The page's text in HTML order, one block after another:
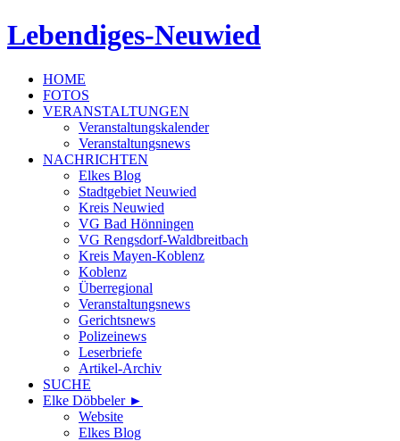
Lebendiges-Neuwied
HOME
FOTOS
VERANSTALTUNGEN
Veranstaltungskalender
Veranstaltungsnews
NACHRICHTEN
Elkes Blog
Stadtgebiet Neuwied
Kreis Neuwied
VG Bad Hönningen
VG Rengsdorf-Waldbreitbach
Kreis Mayen-Koblenz
Koblenz
Überregional
Veranstaltungsnews
Gerichtsnews
Polizeinews
Leserbriefe
Artikel-Archiv
SUCHE
Elke Döbbeler ►
Website
Elkes Blog